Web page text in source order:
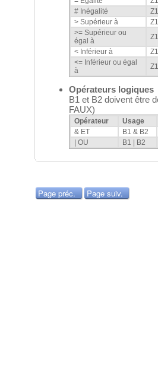
# Inégalité
> Supérieur à
>= Supérieur ou
égal à
< Inférieur à
<= Inférieur ou égal
à
Opérateurs logiques
B1 et B2 doivent être
FAUX)
Opérateur
Usage
& ET
B1 & B2
| OU
B1 | B2
Page préc. Page suiv.